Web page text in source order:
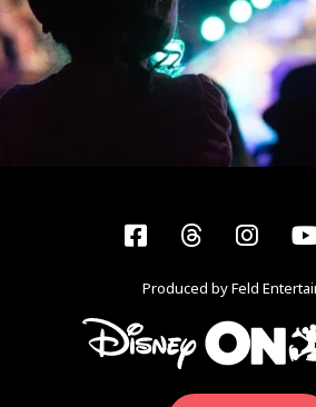
Facebook
Threads
Produced by Feld